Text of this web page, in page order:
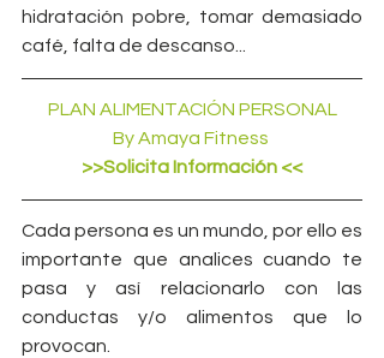
hidratación pobre, tomar demasiado
café, falta de descanso...
PLAN ALIMENTACIÓN PERSONAL
By Amaya Fitness
>>Solicita Información <<
Cada persona es un mundo, por ello es
importante que analices cuando te
pasa y así relacionarlo con las
conductas y/o alimentos que lo
provocan.